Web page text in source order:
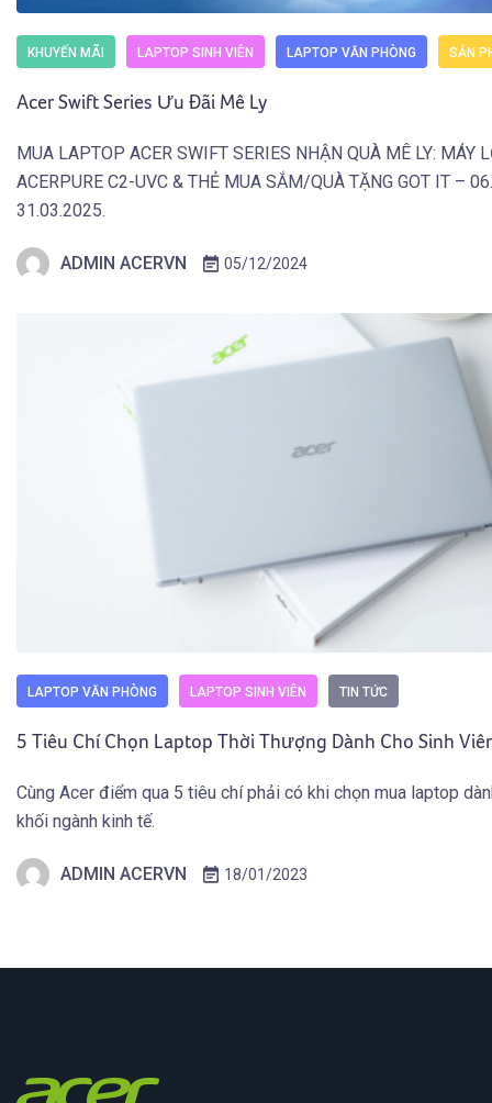
KHUYẾN MÃI LAPTOP SINH VIÊN LAPTOP VĂN PHÒNG SẢN
Acer Swift Series Ưu Đãi Mê Ly
MUA LAPTOP ACER SWIFT SERIES NHẬN QUÀ MÊ LY: MÁY
ACERPURE C2-UVC & THẺ MUA SẮM/QUÀ TẶNG GOT IT –
31.03.2025.
ADMIN ACERVN 05/12/2024
LAPTOP VĂN PHÒNG LAPTOP SINH VIÊN TIN TỨC
5 Tiêu Chí Chọn Laptop Thời Thượng Dành Cho Sinh
Cùng Acer điểm qua 5 tiêu chí phải có khi chọn mua laptop
khối ngành kinh tế.
ADMIN ACERVN 18/01/2023